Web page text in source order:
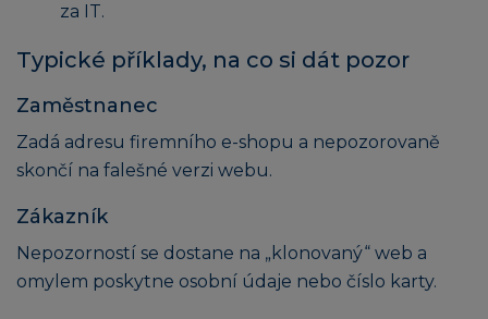
za IT.
Typické příklady, na co si dát pozor
Zaměstnanec
Zadá adresu firemního e-shopu a nepozorovaně
skončí na falešné verzi webu.
Zákazník
Nepozorností se dostane na „klonovaný“ web a
omylem poskytne osobní údaje nebo číslo karty.